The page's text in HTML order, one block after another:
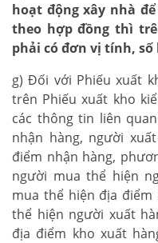
hoạt động xây nhà
theo hợp đồng thì
phải có đơn vị tính,
g) Đối với Phiếu xuất
trên Phiếu xuất kho
các thông tin liên
nhận hàng, người
điểm nhận hàng,
người mua thể hiện
mua thể hiện địa
thể hiện người xuất
địa điểm kho xuất